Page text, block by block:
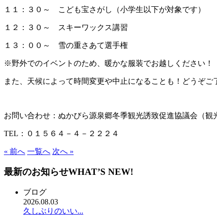
１１：３０～ こども宝さがし（小学生以下が対象です）
１２：３０～ スキーワックス講習
１３：００～ 雪の重さあて選手権
※野外でのイベントのため、暖かな服装でお越しください！
また、天候によって時間変更や中止になることも！どうぞご
お問い合わせ：ぬかびら源泉郷冬季観光誘致促進協議会（観
TEL：０１５６４－４－２２２４
« 前へ 一覧へ 次へ »
最新のお知らせWHAT’S NEW!
ブログ
2026.08.03
久しぶりのいい...